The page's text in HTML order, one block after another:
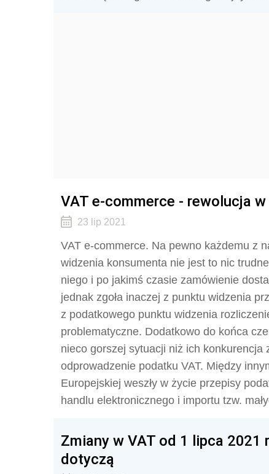
VAT e-commerce - rewolucja
23 lip 2021
VAT e-commerce. Na pewno każdemu z
widzenia konsumenta nie jest to nic
niego i po jakimś czasie zamówienie
jednak zgoła inaczej z punktu widzenia
z podatkowego punktu widzenia
problematyczne. Dodatkowo do końca
nieco gorszej sytuacji niż ich konkurencja
odprowadzenie podatku VAT. Między
Europejskiej weszły w życie przepisy
handlu elektronicznego i importu tzw.
Zmiany w VAT od 1 lipca
dotyczą